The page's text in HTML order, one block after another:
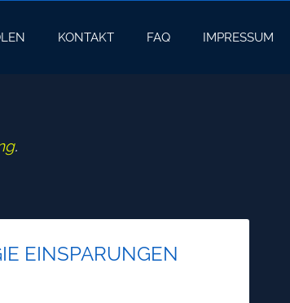
KONTAKT FAQ IMPRESSUM
.
EINSPARUNGEN